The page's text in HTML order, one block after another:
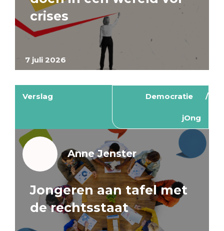
7 juli 2026
crises
Verslag Democratie
jOng
Anne Jenster
Jongeren aan tafel met
de rechtsstaat